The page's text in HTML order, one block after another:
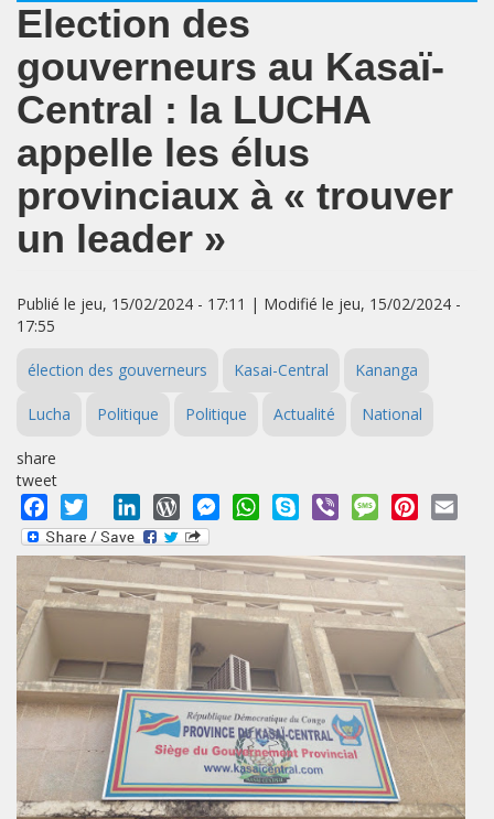
Election des
gouverneurs au Kasaï-
Central : la LUCHA
appelle les élus
provinciaux à « trouver
un leader »
Publié le jeu, 15/02/2024 - 17:11 | Modifié le jeu, 15/02/2024 -
17:55
élection des gouverneurs Kasai-Central Kananga
Lucha Politique Politique Actualité National
share
tweet
Facebook
Twitter LinkedInWordPressMessengerWhatsApp
Skype Viber MessagePinterest